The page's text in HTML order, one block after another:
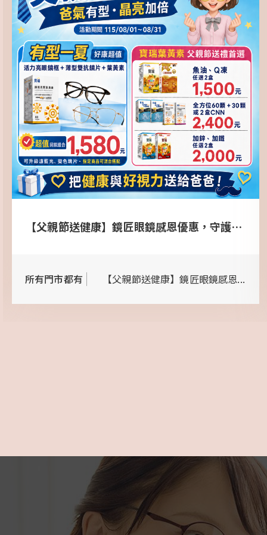
【父親節送健康】鏡匠眼鏡感恩優惠，守護爸爸的晶亮好視力！
所有門市都有 【父親節送健康】鏡匠眼鏡感恩...